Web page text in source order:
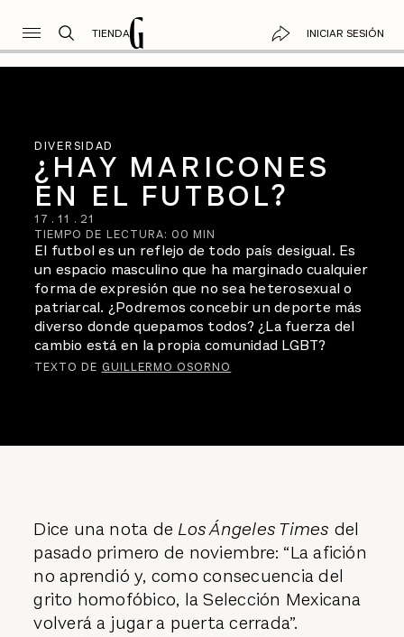
TIENDA INICIAR SESIÓN
DIVERSIDAD
¿HAY MARICONES
EN EL FUTBOL?
17 . 11 . 21
TIEMPO DE LECTURA: 00 MIN
El futbol es un reflejo de todo país desigual. Es
un espacio masculino que ha marginado cualquier
forma de expresión que no sea heterosexual o
patriarcal. ¿Podremos concebir un deporte más
diverso donde quepamos todos? ¿La fuerza del
cambio está en la propia comunidad LGBT?
TEXTO DE GUILLERMO OSORNO
Dice una nota de Los Ángeles Times del
pasado primero de noviembre: “La afición
no aprendió y, como consecuencia del
grito homofóbico, la Selección Mexicana
volverá a jugar a puerta cerrada”.